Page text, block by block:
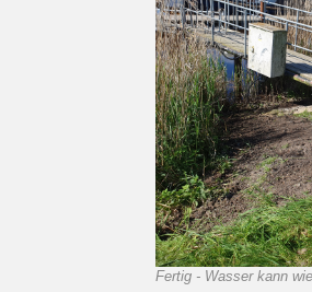
Fertig - Wasser kann